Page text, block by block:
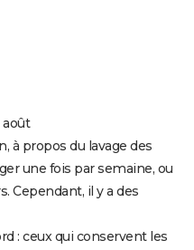
août
à propos du lavage des
une fois par semaine, ou
Cependant, il y a des
: ceux qui conservent les